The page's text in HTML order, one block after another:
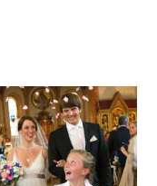
Hochzeit